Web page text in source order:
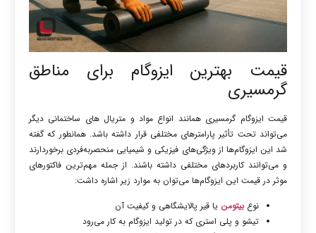
قیمت بهترین ایزوگام برای مناطق
گرمسیری
قیمت ایزوگام گرمسیری همانند انواع مواد و متریال های ساختمانی دیگر
می‌تواند تحت تأثیر پارامترهای مختلفی قرار داشته باشد. همانطور که گفته
شد این ایزوگام‌ها از ویژگی‌های فیزیکی و شیمیایی منحصربه‌فردی برخوردارند
و می‌توانند کاربردهای مختلفی داشته باشند. از جمله مهم‌ترین فاکتورهای
موثر در قیمت این ایزوگام‌ها می‌توان به موارد زیر اشاره داشت:
نوع بیتومن یا قیر پالایشگاهی و کیفیت آن
تیشو و پلی استری که در تولید ایزوگام به کار می‌رود